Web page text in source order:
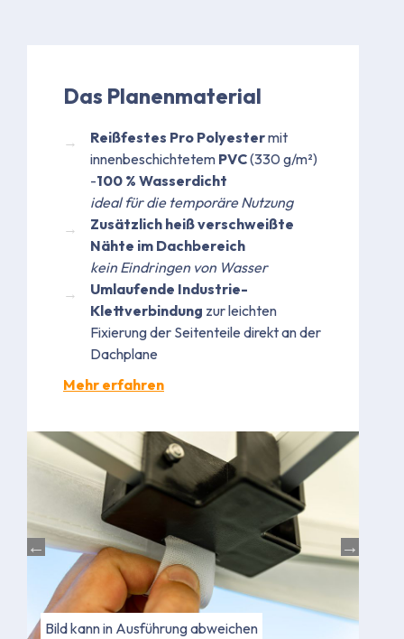
Das Planenmaterial
Reißfestes Pro Polyestermit
innenbeschichtetem PVC(330 g/m²)
-100 % Wasserdicht
ideal für die temporäre Nutzung
Zusätzlich heiß verschweißte
Nähte im Dachbereich
kein Eindringen von Wasser
Umlaufende Industrie-
Klettverbindung zur leichten
Fixierung der Seitenteile direkt an der
Dachplane
Mehr erfahren
Bild kann in Farbe abweichen
Bild kann in Ausführung abweichen